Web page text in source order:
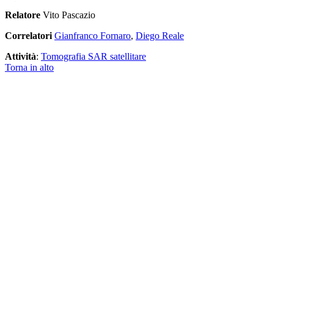
Relatore Vito Pascazio
Correlatori Gianfranco Fornaro, Diego Reale
Attività: Tomografia SAR satellitare
Torna in alto